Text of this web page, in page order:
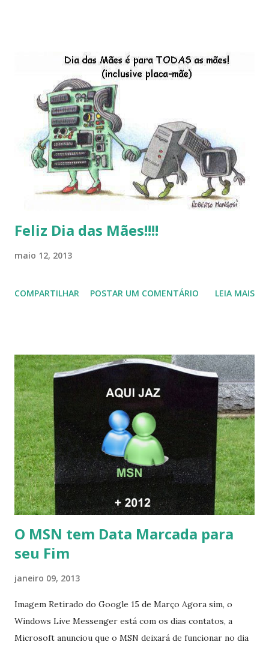
do LibreOffice , o IX Latinoware, a Microsoft boicotando o
Linux (como sempre), o lançamento do Windows 8 e a sua
baixa taxa de adesão pelos usuários, entre out ros. Gostaria
de desejar a todos Boas Festas e que em 2013 possamos
estar juntos novamente. Feliz Natal!!!! F eli z 2013 a todos!!!
Feliz Dia das Mães!!!!
maio 12, 2013
COMPARTILHAR POSTAR UM COMENTÁRIO LEIA MAIS
O MSN tem Data Marcada para
seu Fim
janeiro 09, 2013
Imagem Retirado do Google 15 de Março Agora sim, o
Windows Live Messenger está com os dias contatos, a
Microsoft anunciou que o MSN deixará de funcionar no dia